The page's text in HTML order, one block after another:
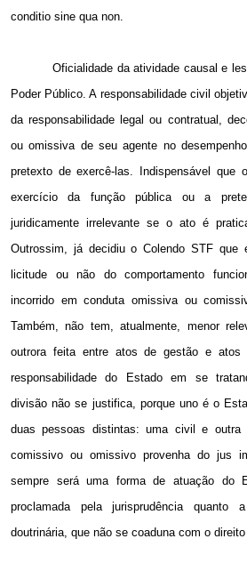
conditio sine qua non.
Oficialidade da atividade causal e
Poder Público. A responsabilidade civil
da responsabilidade legal ou contratual,
ou omissiva de seu agente no
pretexto de exercê-las. Indispensável que
exercício da função pública ou a
juridicamente irrelevante se o ato é
Outrossim, já decidiu o Colendo STF que
licitude ou não do comportamento
incorrido em conduta omissiva ou
Também, não tem, atualmente, menor
outrora feita entre atos de gestão e atos
responsabilidade do Estado em se
divisão não se justifica, porque uno é o
duas pessoas distintas: uma civil e
comissivo ou omissivo provenha do jus
sempre será uma forma de atuação do
proclamada pela jurisprudência quanto
doutrinária, que não se coaduna com o